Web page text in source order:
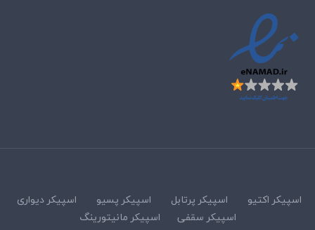
اسپیکر اکتیو اسپیکر پرتابل اسپیکر پسیو
اسپیکر دیواری
اسپیکر سقفی
اسپیکر مانیتورینگ